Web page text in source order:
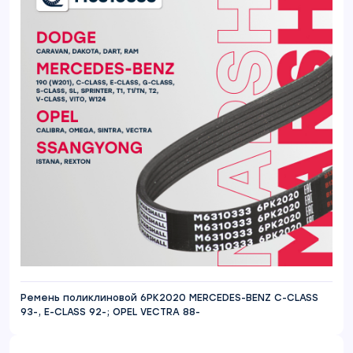
Ремень поликлиновой 6PK2020 MERCEDES-BENZ C-CLASS
93-, E-CLASS 92-; OPEL VECTRA 88-